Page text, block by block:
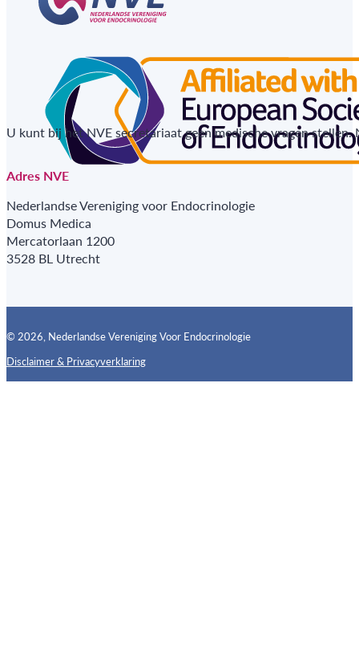
U kunt bij het NVE secretariaat geen medische vragen
Adres NVE
Nederlandse Vereniging voor Endocrinologie
Domus Medica
Mercatorlaan 1200
3528 BL Utrecht
© 2026, Nederlandse Vereniging Voor Endocrinologie
Disclaimer & PrivacyverklaringFollow us on X